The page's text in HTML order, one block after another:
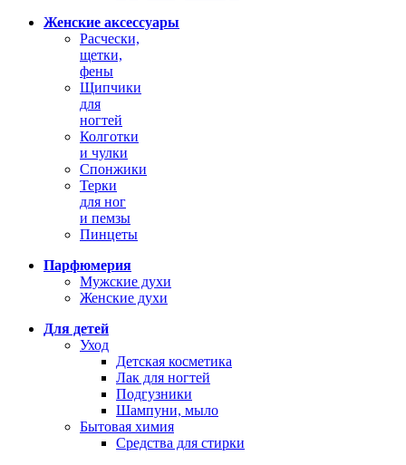
Женские аксессуары
Расчески,
щетки,
фены
Щипчики
для
ногтей
Колготки
и чулки
Спонжики
Терки
для ног
и пемзы
Пинцеты
Парфюмерия
Мужские духи
Женские духи
Для детей
Уход
Детская косметика
Лак для ногтей
Подгузники
Шампуни, мыло
Бытовая химия
Средства для стирки